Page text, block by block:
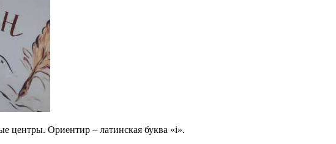
центры. Ориентир – латинская буква «i».